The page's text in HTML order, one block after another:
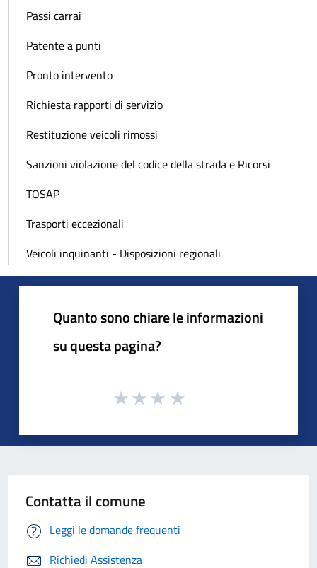
Passi carrai
Patente a punti
Pronto intervento
Richiesta rapporti di servizio
Restituzione veicoli rimossi
Sanzioni violazione del codice della strada e Ricorsi
TOSAP
Trasporti eccezionali
Veicoli inquinanti - Disposizioni regionali
Quanto sono chiare le informazioni
su questa pagina?
Contatta il comune
Leggi le domande frequenti
Richiedi Assistenza